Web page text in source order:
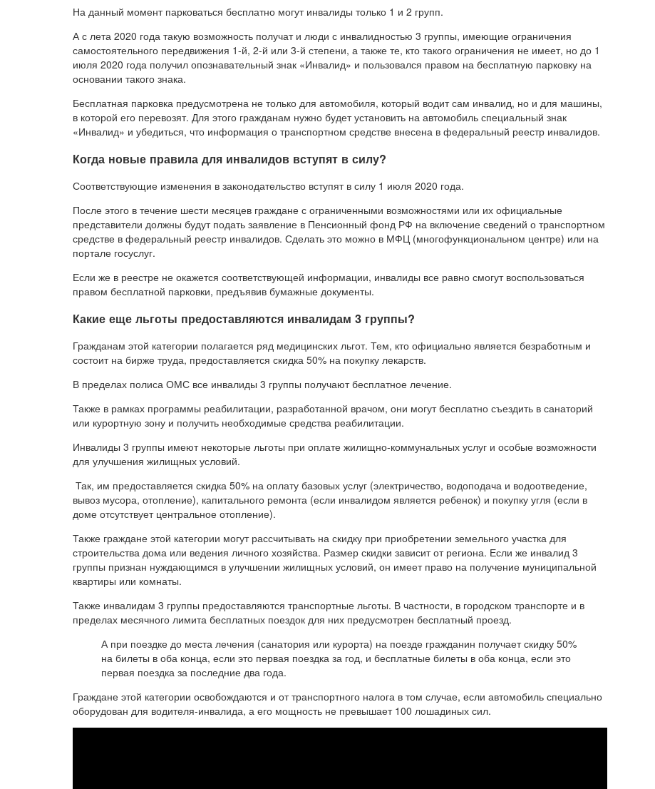
На данный момент парковаться бесплатно могут инвалиды только 1 и 2 групп.
А с лета 2020 года такую возможность получат и люди с инвалидностью 3 группы, имеющие ограничения
самостоятельного передвижения 1-й, 2-й или 3-й степени, а также те, кто такого ограничения не имеет, но до 1
июля 2020 года получил опознавательный знак «Инвалид» и пользовался правом на бесплатную парковку на
основании такого знака.
Бесплатная парковка предусмотрена не только для автомобиля, который водит сам инвалид, но и для машины,
в которой его перевозят. Для этого гражданам нужно будет установить на автомобиль специальный знак
«Инвалид» и убедиться, что информация о транспортном средстве внесена в федеральный реестр инвалидов.
Когда новые правила для инвалидов вступят в силу?
Соответствующие изменения в законодательство вступят в силу 1 июля 2020 года.
После этого в течение шести месяцев граждане с ограниченными возможностями или их официальные
представители должны будут подать заявление в Пенсионный фонд РФ на включение сведений о транспортном
средстве в федеральный реестр инвалидов. Сделать это можно в МФЦ (многофункциональном центре) или на
портале госуслуг.
Если же в реестре не окажется соответствующей информации, инвалиды все равно смогут воспользоваться
правом бесплатной парковки, предъявив бумажные документы.
Какие еще льготы предоставляются инвалидам 3 группы?
Гражданам этой категории полагается ряд медицинских льгот. Тем, кто официально является безработным и
состоит на бирже труда, предоставляется скидка 50% на покупку лекарств.
В пределах полиса ОМС все инвалиды 3 группы получают бесплатное лечение.
Также в рамках программы реабилитации, разработанной врачом, они могут бесплатно съездить в санаторий
или курортную зону и получить необходимые средства реабилитации.
Инвалиды 3 группы имеют некоторые льготы при оплате жилищно-коммунальных услуг и особые возможности
для улучшения жилищных условий.
Так, им предоставляется скидка 50% на оплату базовых услуг (электричество, водоподача и водоотведение,
вывоз мусора, отопление), капитального ремонта (если инвалидом является ребенок) и покупку угля (если в
доме отсутствует центральное отопление).
Также граждане этой категории могут рассчитывать на скидку при приобретении земельного участка для
строительства дома или ведения личного хозяйства. Размер скидки зависит от региона. Если же инвалид 3
группы признан нуждающимся в улучшении жилищных условий, он имеет право на получение муниципальной
квартиры или комнаты.
Также инвалидам 3 группы предоставляются транспортные льготы. В частности, в городском транспорте и в
пределах месячного лимита бесплатных поездок для них предусмотрен бесплатный проезд.
А при поездке до места лечения (санатория или курорта) на поезде гражданин получает скидку 50%
на билеты в оба конца, если это первая поездка за год, и бесплатные билеты в оба конца, если это
первая поездка за последние два года.
Граждане этой категории освобождаются и от транспортного налога в том случае, если автомобиль специально
оборудован для водителя-инвалида, а его мощность не превышает 100 лошадиных сил.